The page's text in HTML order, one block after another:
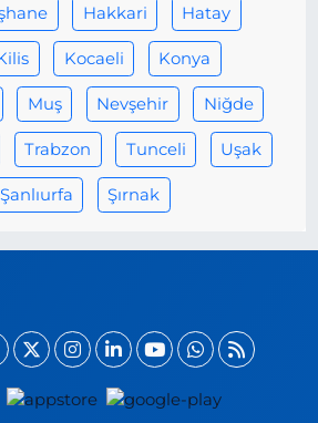
Hakkari Hatay
Kocaeli Konya
Muş Nevşehir Niğde
Trabzon Tunceli Uşak
Şanlıurfa Şırnak